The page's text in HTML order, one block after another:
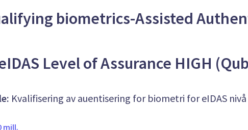
biometrics-Assisted
Level of Assurance HIGH
Kvalifisering av auentisering for biometri for eIDAS
mill.